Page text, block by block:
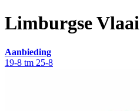
Limburgse Vlaai
Aanbieding
19-8 tm 25-8